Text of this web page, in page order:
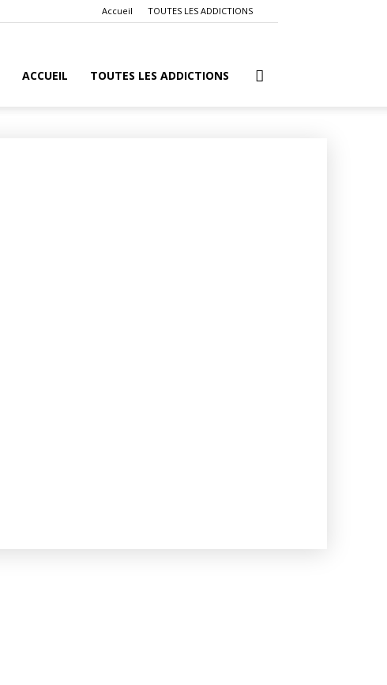
Accueil TOUTES LES ADDICTIONS
ACCUEIL TOUTES LES ADDICTIONS